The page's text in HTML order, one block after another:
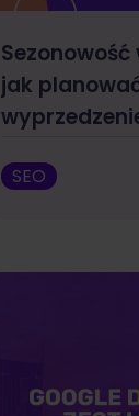
jak planować
SEO